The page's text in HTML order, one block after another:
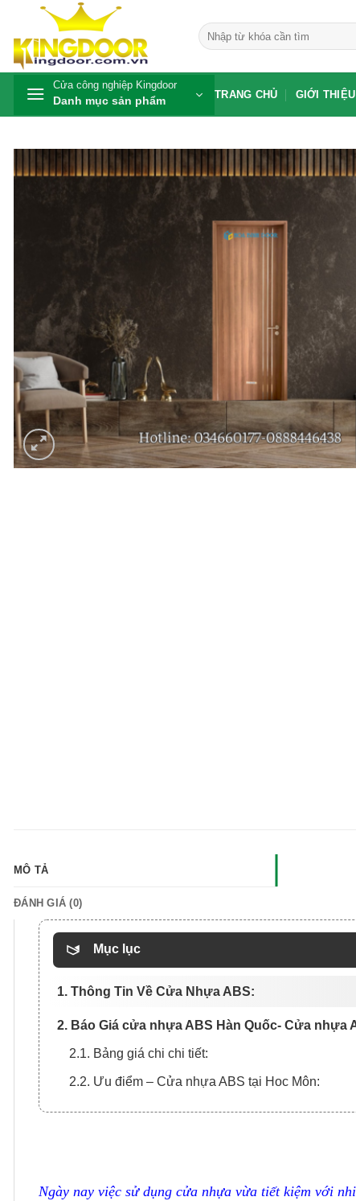
nội
dung
Tìm
kiếm:
Cửa công nghiệp Kingdoor
Danh mục sản phẩm TRANG CHỦ GIỚI THIỆU
MÔ TẢ
ĐÁNH GIÁ (0)
Mục lục
1. Thông Tin Về Cửa Nhựa ABS:
2. Báo Giá cửa nhựa ABS Hàn Quốc- Cửa nhựa
2.1. Bảng giá chi chi tiết:
2.2. Ưu điểm – Cửa nhựa ABS tại Hoc Môn:
Ngày nay việc sử dụng cửa nhựa vừa tiết kiệm với